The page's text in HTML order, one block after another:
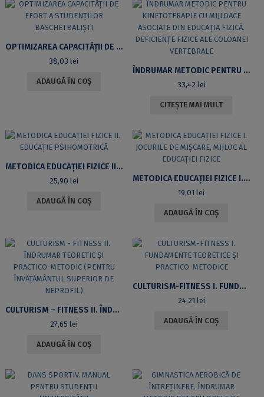
OPTIMIZAREA CAPACITĂȚII DE EFORT A STUDENȚILOR BASCHETBALIȘTI
38,03lei
ADAUGĂ ÎN COȘ
ÎNDRUMAR METODIC PENTRU KINETOTERAPIE CU MIJLOACE ASOCIATE DIN EDUCAȚIA FIZICĂ. DEFICIENȚE FIZICE ALE COLOANEI VERTEBRALE
33,42 lei
CITEȘTE MAI MULT
METODICA EDUCAȚIEI FIZICE II. EDUCAȚIE PSIHOMOTRICĂ
25,90 lei
ADAUGĂ ÎN COȘ
METODICA EDUCAȚIEI FIZICE I. JOCURILE DE MIȘCARE, MIJLOC AL EDUCAȚIEI FIZICE
19,01lei
ADAUGĂ ÎN COȘ
CULTURISM – FITNESS II. ÎNDRUMAR TEORETIC ȘI PRACTICO-METODIC (PENTRU ÎNVĂȚĂMÂNTUL SUPERIOR DE NEPROFIL)
27,65 lei
ADAUGĂ ÎN COȘ
CULTURISM-FITNESS I. FUNDAMENTE TEORETICE ȘI PRACTICO-METODICE
24,21 lei
ADAUGĂ ÎN COȘ